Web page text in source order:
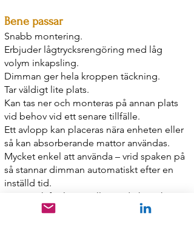
Bene passar
Snabb montering.
Erbjuder lågtrycksrengöring med låg
volym inkapsling.
Dimman ger hela kroppen täckning.
Tar väldigt lite plats.
Kan tas ner och monteras på annan plats
vid behov vid ett senare tillfälle.
Ett avlopp kan placeras nära enheten eller
så kan absorberande mattor användas.
Mycket enkel att använda – vrid spaken på
så stannar dimman automatiskt efter en
inställd tid.
Ingen risk för legionella när de korrekta
procedurerna följs.